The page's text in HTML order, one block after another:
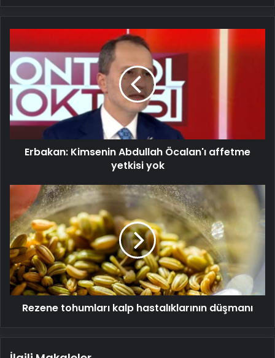
Kimsenin
Abdullah
Öcalan'ı
affetme
yetkisi
yok
Erbakan: Kimsenin Abdullah Öcalan'ı affetme
yetkisi yok
Rezene
tohumları
kalp
hastalıklarının
düşmanı
Rezene tohumları kalp hastalıklarının düşmanı